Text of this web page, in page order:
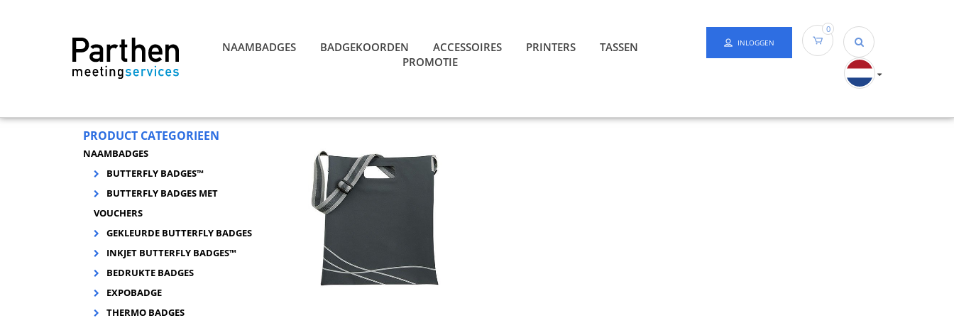
NAAMBADGES BADGEKOORDEN ACCESSOIRES PRINTERS
TASSEN
PROMOTIE
INLOGGEN
0
PRODUCT CATEGORIEEN
NAAMBADGES
BUTTERFLY BADGES™
BUTTERFLY BADGES MET
VOUCHERS
GEKLEURDE BUTTERFLY BADGES
INKJET BUTTERFLY BADGES™
BEDRUKTE BADGES
EXPOBADGE
THERMO BADGES